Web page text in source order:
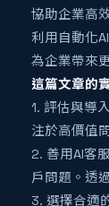
協助企業高
利用自動化
為企業帶來
這篇文章的
1. 評估與導
注於高價值
2. 善用AI客
戶問題。透
3. 選擇合適